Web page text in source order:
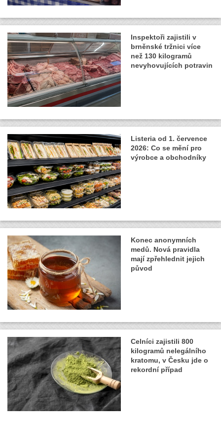
Inspektoři zajistili v
brněnské tržnici více
než 130 kilogramů
nevyhovujících potravin
Listeria od 1. července
2026: Co se mění pro
výrobce a obchodníky
Konec anonymních
medů. Nová pravidla
mají zpřehlednit jejich
původ
Celníci zajistili 800
kilogramů nelegálního
kratomu, v Česku jde o
rekordní případ